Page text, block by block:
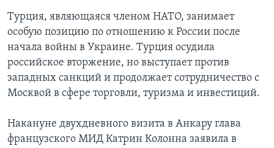
Турция, являющаяся членом НАТО, занимает
особую позицию по отношению к России после
начала войны в Украине. Турция осудила
российское вторжение, но выступает против
западных санкций и продолжает сотрудничество с
Москвой в сфере торговли, туризма и инвестиций.
Накануне двухдневного визита в Анкару глава
французского МИД Катрин Колонна заявила в